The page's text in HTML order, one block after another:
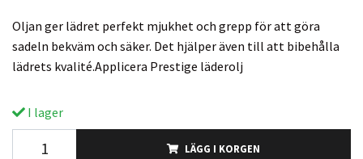
Oljan ger lädret perfekt mjukhet och grepp för att göra
sadeln bekväm och säker. Det hjälper även till att bibehålla
lädrets kvalité.Applicera Prestige läderolj
I lager
LÄGG I KORGEN